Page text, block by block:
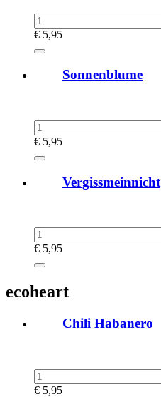
€ 5,95
Sonnenblume
€ 5,95
Vergissmeinnicht
€ 5,95
ecoheart
Chili Habanero
€ 5,95